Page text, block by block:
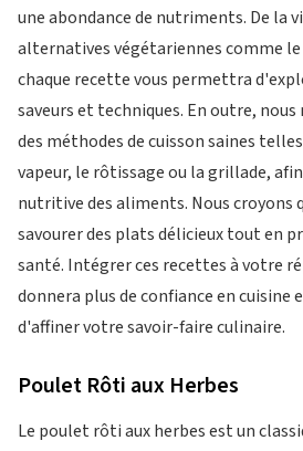
une abondance de nutriments. De la
alternatives végétariennes comme
chaque recette vous permettra
saveurs et techniques. En outre,
des méthodes de cuisson saines
vapeur, le rôtissage ou la grillade,
nutritive des aliments. Nous croyons
savourer des plats délicieux tout en
santé. Intégrer ces recettes à votre
donnera plus de confiance en cuisine
d'affiner votre savoir-faire culinaire.
Poulet Rôti aux Herbes
Le poulet rôti aux herbes est un